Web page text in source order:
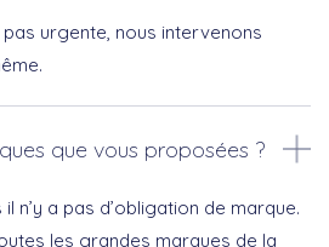
urgente, nous intervenons
que vous proposées ?
n’y a pas d’obligation de marque.
les grandes marques de la